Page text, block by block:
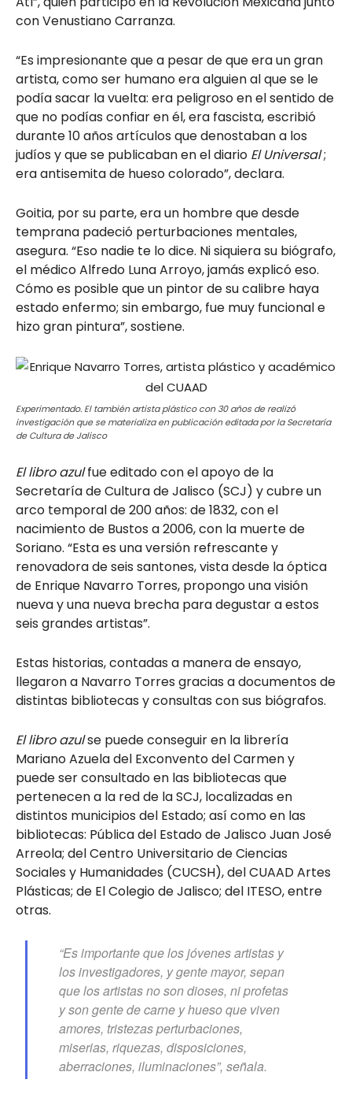
con Venustiano Carranza.
“Es impresionante que a pesar de que era un gran
artista, como ser humano era alguien al que se le
podía sacar la vuelta: era peligroso en el sentido de
que no podías confiar en él, era fascista, escribió
durante 10 años artículos que denostaban a los
judíos y que se publicaban en el diario El Universal;
era antisemita de hueso colorado”, declara.
Goitia, por su parte, era un hombre que desde
temprana padeció perturbaciones mentales,
asegura. “Eso nadie te lo dice. Ni siquiera su biógrafo,
el médico Alfredo Luna Arroyo, jamás explicó eso.
Cómo es posible que un pintor de su calibre haya
estado enfermo; sin embargo, fue muy funcional e
hizo gran pintura”, sostiene.
Experimentado. El también artista plástico con 30 años de realizó
investigación que se materializa en publicación editada por la Secretaría
de Cultura de Jalisco
El libro azulfue editado con el apoyo de la
Secretaría de Cultura de Jalisco (SCJ) y cubre un
arco temporal de 200 años: de 1832, con el
nacimiento de Bustos a 2006, con la muerte de
Soriano. “Esta es una versión refrescante y
renovadora de seis santones, vista desde la óptica
de Enrique Navarro Torres, propongo una visión
nueva y una nueva brecha para degustar a estos
seis grandes artistas”.
Estas historias, contadas a manera de ensayo,
llegaron a Navarro Torres gracias a documentos de
distintas bibliotecas y consultas con sus biógrafos.
El libro azulse puede conseguir en la librería
Mariano Azuela del Exconvento del Carmen y
puede ser consultado en las bibliotecas que
pertenecen a la red de la SCJ, localizadas en
distintos municipios del Estado; así como en las
bibliotecas: Pública del Estado de Jalisco Juan José
Arreola; del Centro Universitario de Ciencias
Sociales y Humanidades (CUCSH), del CUAAD Artes
Plásticas; de El Colegio de Jalisco; del ITESO, entre
otras.
“Es importante que los jóvenes artistas y
los investigadores, y gente mayor, sepan
que los artistas no son dioses, ni profetas
y son gente de carne y hueso que viven
amores, tristezas perturbaciones,
miserias, riquezas, disposiciones,
aberraciones, iluminaciones”, señala.